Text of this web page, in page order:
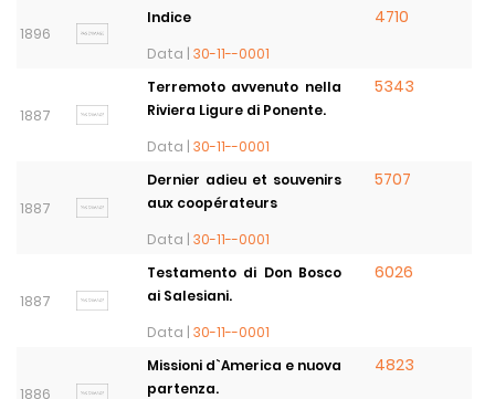
1896
Indice
Data | 30-11--0001
4710
1887
Terremoto avvenuto nella
Riviera Ligure di Ponente.
Data | 30-11--0001
5343
1887
Dernier adieu et souvenirs
aux coopérateurs
Data | 30-11--0001
5707
1887
Testamento di Don Bosco
ai Salesiani.
Data | 30-11--0001
6026
1886
Missioni d`America e nuova
partenza.
4823